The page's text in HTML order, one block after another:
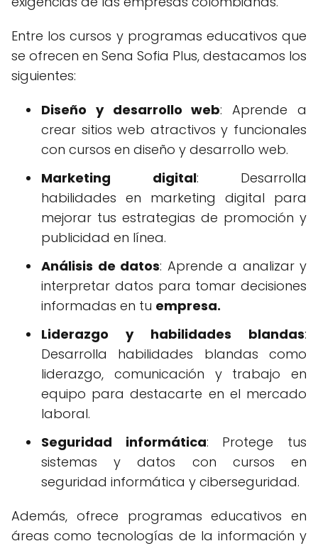
Entre los cursos y programas educativos que
se ofrecen en Sena Sofia Plus, destacamos los
siguientes:
Diseño y desarrollo web: Aprende a
crear sitios web atractivos y funcionales
con cursos en diseño y desarrollo web.
Marketing digital: Desarrolla
habilidades en marketing digital para
mejorar tus estrategias de promoción y
publicidad en línea.
Análisis de datos: Aprende a analizar y
interpretar datos para tomar decisiones
informadas en tu empresa.
Liderazgo y habilidades blandas:
Desarrolla habilidades blandas como
liderazgo, comunicación y trabajo en
equipo para destacarte en el mercado
laboral.
Seguridad informática: Protege tus
sistemas y datos con cursos en
seguridad informática y ciberseguridad.
Además, ofrece programas educativos en
áreas como tecnologías de la información y